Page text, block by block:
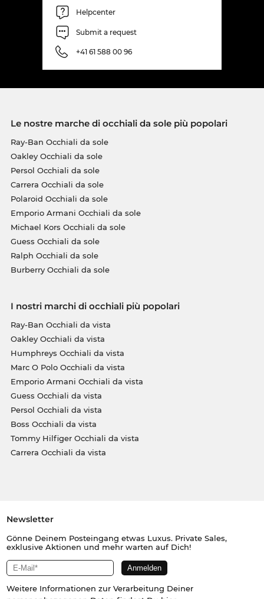
Helpcenter
Submit a request
+41 61 588 00 96
Le nostre marche di occhiali da sole più popolari
Ray-Ban Occhiali da sole
Oakley Occhiali da sole
Persol Occhiali da sole
Carrera Occhiali da sole
Polaroid Occhiali da sole
Emporio Armani Occhiali da sole
Michael Kors Occhiali da sole
Guess Occhiali da sole
Ralph Occhiali da sole
Burberry Occhiali da sole
I nostri marchi di occhiali più popolari
Ray-Ban Occhiali da vista
Oakley Occhiali da vista
Humphreys Occhiali da vista
Marc O Polo Occhiali da vista
Emporio Armani Occhiali da vista
Guess Occhiali da vista
Persol Occhiali da vista
Boss Occhiali da vista
Tommy Hilfiger Occhiali da vista
Carrera Occhiali da vista
Newsletter
Gönne Deinem Posteingang etwas Luxus. Private Sales,
exklusive Aktionen und mehr warten auf Dich!
Weitere Informationen zur Verarbeitung Deiner